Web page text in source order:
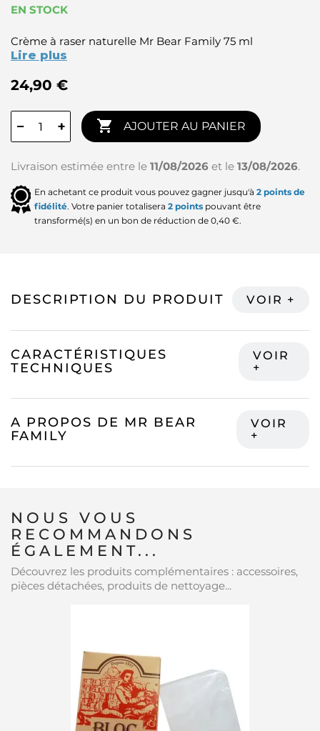
EN STOCK
Crème à raser naturelle Mr Bear Family 75 ml
Lire plus
24,90 €
− +  AJOUTER AU PANIER
Livraison estimée entre le 11/08/2026 et le 13/08/2026.
En achetant ce produit vous pouvez gagner jusqu'à 2 points de
fidélité. Votre panier totalisera 2 points pouvant être
transformé(s) en un bon de réduction de 0,40 €.
DESCRIPTION DU PRODUIT
CARACTÉRISTIQUES
TECHNIQUES
A PROPOS DE MR BEAR
FAMILY
NOUS VOUS
RECOMMANDONS
ÉGALEMENT...
Découvrez les produits complémentaires : accessoires,
pièces détachées, produits de nettoyage...